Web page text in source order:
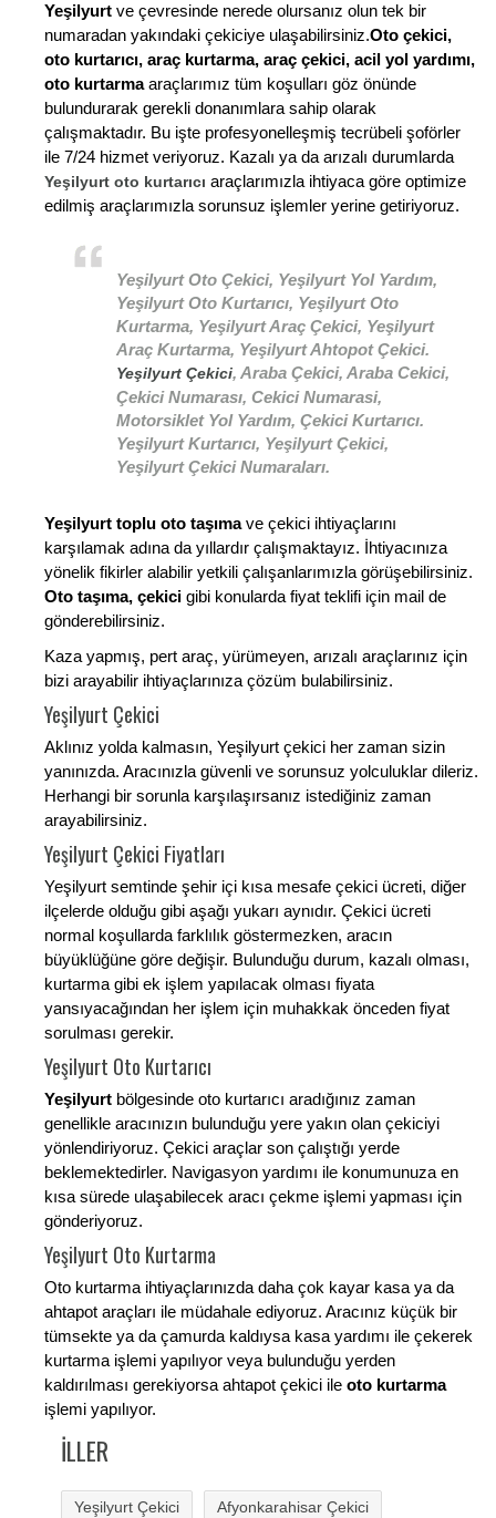
Yeşilyurt ve çevresinde nerede olursanız olun tek bir
numaradan yakındaki çekiciye ulaşabilirsiniz.Oto çekici,
oto kurtarıcı, araç kurtarma, araç çekici, acil yol yardımı,
oto kurtarmaaraçlarımız tüm koşulları göz önünde
bulundurarak gerekli donanımlara sahip olarak
çalışmaktadır. Bu işte profesyonelleşmiş tecrübeli şoförler
ile 7/24 hizmet veriyoruz. Kazalı ya da arızalı durumlarda
Yeşilyurt oto kurtarıcı araçlarımızla ihtiyaca göre optimize
edilmiş araçlarımızla sorunsuz işlemler yerine getiriyoruz.
Yeşilyurt Oto Çekici, Yeşilyurt Yol Yardım,
Yeşilyurt Oto Kurtarıcı, Yeşilyurt Oto
Kurtarma, Yeşilyurt Araç Çekici, Yeşilyurt
Araç Kurtarma, Yeşilyurt Ahtopot Çekici.
Yeşilyurt Çekici, Araba Çekici, Araba Cekici,
Çekici Numarası, Cekici Numarasi,
Motorsiklet Yol Yardım, Çekici Kurtarıcı.
Yeşilyurt Kurtarıcı, Yeşilyurt Çekici,
Yeşilyurt Çekici Numaraları.
Yeşilyurt toplu oto taşımave çekici ihtiyaçlarını
karşılamak adına da yıllardır çalışmaktayız. İhtiyacınıza
yönelik fikirler alabilir yetkili çalışanlarımızla görüşebilirsiniz.
Oto taşıma, çekici gibi konularda fiyat teklifi için mail de
gönderebilirsiniz.
Kaza yapmış, pert araç, yürümeyen, arızalı araçlarınız için
bizi arayabilir ihtiyaçlarınıza çözüm bulabilirsiniz.
Yeşilyurt Çekici
Aklınız yolda kalmasın, Yeşilyurt çekici her zaman sizin
yanınızda. Aracınızla güvenli ve sorunsuz yolculuklar dileriz.
Herhangi bir sorunla karşılaşırsanız istediğiniz zaman
arayabilirsiniz.
Yeşilyurt Çekici Fiyatları
Yeşilyurt semtinde şehir içi kısa mesafe çekici ücreti, diğer
ilçelerde olduğu gibi aşağı yukarı aynıdır. Çekici ücreti
normal koşullarda farklılık göstermezken, aracın
büyüklüğüne göre değişir. Bulunduğu durum, kazalı olması,
kurtarma gibi ek işlem yapılacak olması fiyata
yansıyacağından her işlem için muhakkak önceden fiyat
sorulması gerekir.
Yeşilyurt Oto Kurtarıcı
Yeşilyurt bölgesinde oto kurtarıcı aradığınız zaman
genellikle aracınızın bulunduğu yere yakın olan çekiciyi
yönlendiriyoruz. Çekici araçlar son çalıştığı yerde
beklemektedirler. Navigasyon yardımı ile konumunuza en
kısa sürede ulaşabilecek aracı çekme işlemi yapması için
gönderiyoruz.
Yeşilyurt Oto Kurtarma
Oto kurtarma ihtiyaçlarınızda daha çok kayar kasa ya da
ahtapot araçları ile müdahale ediyoruz. Aracınız küçük bir
tümsekte ya da çamurda kaldıysa kasa yardımı ile çekerek
kurtarma işlemi yapılıyor veya bulunduğu yerden
kaldırılması gerekiyorsa ahtapot çekici ile oto kurtarma
işlemi yapılıyor.
İLLER
Yeşilyurt Çekici Afyonkarahisar Çekici